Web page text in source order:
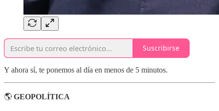
Suscribirse
Y ahora sí, te ponemos al día en menos de 5 minutos.
🌎 GEOPOLÍTICA